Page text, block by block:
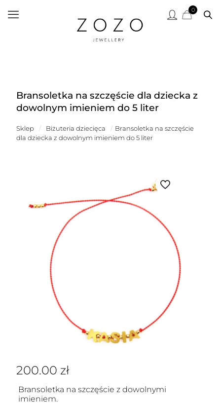
0
Bransoletka na szczęście dla dziecka z
dowolnym imieniem do 5 liter
Sklep / Biżuteria dziecięca / Bransoletka na szczęście
dla dziecka z dowolnym imieniem do 5 liter
200.00 zł
Bransoletka na szczęście z dowolnymi
imieniem.